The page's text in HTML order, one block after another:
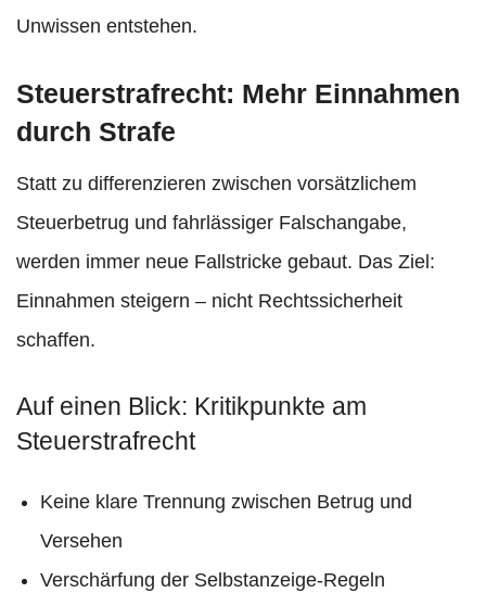
Unwissen entstehen.
Steuerstrafrecht: Mehr Einnahmen
durch Strafe
Statt zu differenzieren zwischen vorsätzlichem
Steuerbetrug und fahrlässiger Falschangabe,
werden immer neue Fallstricke gebaut. Das Ziel:
Einnahmen steigern – nicht Rechtssicherheit
schaffen.
Auf einen Blick: Kritikpunkte am
Steuerstrafrecht
Keine klare Trennung zwischen Betrug und
Versehen
Verschärfung der Selbstanzeige-Regeln